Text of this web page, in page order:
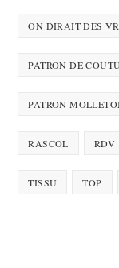
ON DIRAIT DES
PATRON DE
PATRON
RASCOL RDV
TISSU TOP